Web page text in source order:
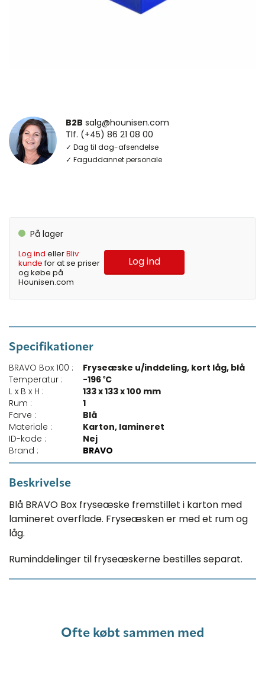
B2B salg@hounisen.com
Tlf. (+45) 86 21 08 00
✓ Dag til dag-afsendelse
✓ Faguddannet personale
På lager
Log ind ellerBliv
kundefor at se priser
og købe på
Hounisen.com
Log ind
Specifikationer
BRAVO Box 100 :
Fryseæske u/inddeling, kort låg, blå
Temperatur :
-196 ᵒC
L x B x H :
133 x 133 x 100 mm
Rum :
1
Farve :
Blå
Materiale :
Karton, lamineret
ID-kode :
Nej
Brand :
BRAVO
Beskrivelse
Blå BRAVO Box fryseæske fremstillet i karton med
lamineret overflade. Fryseæsken er med et rum og
låg.
Ruminddelinger til fryseæskerne bestilles separat.
Ofte købt sammen med